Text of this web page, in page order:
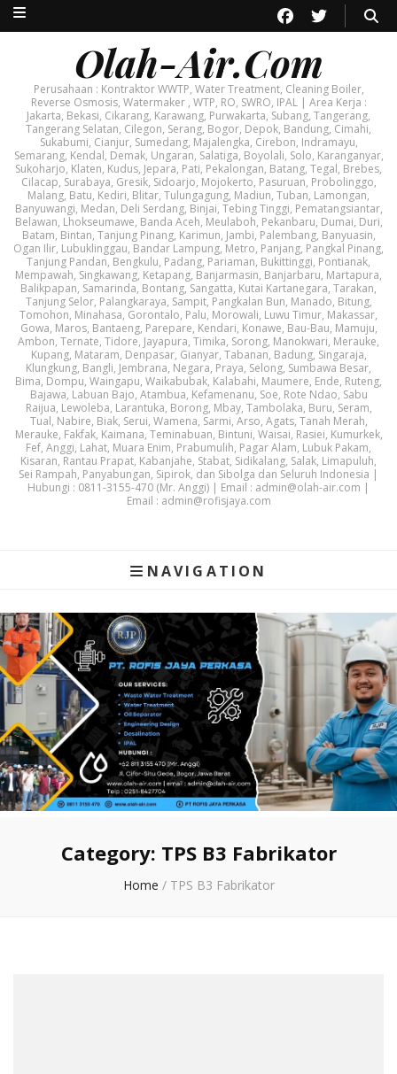
Olah-Air.Com
Perusahaan : Kontraktor WWTP, Water Treatment, Cleaning Boiler,
Reverse Osmosis, Watermaker , WTP, RO, SWRO, IPAL | Area Kerja :
Jakarta, Bekasi, Cikarang, Karawang, Purwakarta, Subang, Tangerang,
Tangerang Selatan, Cilegon, Serang, Bogor, Depok, Bandung, Cimahi,
Sukabumi, Cianjur, Sumedang, Majalengka, Cirebon, Indramayu,
Semarang, Kendal, Demak, Ungaran, Salatiga, Boyolali, Solo, Karanganyar,
Sukoharjo, Klaten, Kudus, Jepara, Pati, Pekalongan, Batang, Tegal, Brebes,
Cilacap, Surabaya, Gresik, Sidoarjo, Mojokerto, Pasuruan, Probolinggo,
Malang, Batu, Kediri, Blitar, Tulungagung, Madiun, Tuban, Lamongan,
Banyuwangi, Medan, Deli Serdang, Binjai, Tebing Tinggi, Pematangsiantar,
Belawan, Lhokseumawe, Banda Aceh, Meulaboh, Pekanbaru, Dumai, Duri,
Batam, Bintan, Tanjung Pinang, Karimun, Jambi, Palembang, Banyuasin,
Ogan Ilir, Lubuklinggau, Bandar Lampung, Metro, Panjang, Pangkal Pinang,
Tanjung Pandan, Bengkulu, Padang, Pariaman, Bukittinggi, Pontianak,
Mempawah, Singkawang, Ketapang, Banjarmasin, Banjarbaru, Martapura,
Balikpapan, Samarinda, Bontang, Sangatta, Kutai Kartanegara, Tarakan,
Tanjung Selor, Palangkaraya, Sampit, Pangkalan Bun, Manado, Bitung,
Tomohon, Minahasa, Gorontalo, Palu, Morowali, Luwu Timur, Makassar,
Gowa, Maros, Bantaeng, Parepare, Kendari, Konawe, Bau-Bau, Mamuju,
Ambon, Ternate, Tidore, Jayapura, Timika, Sorong, Manokwari, Merauke,
Kupang, Mataram, Denpasar, Gianyar, Tabanan, Badung, Singaraja,
Klungkung, Bangli, Jembrana, Negara, Praya, Selong, Sumbawa Besar,
Bima, Dompu, Waingapu, Waikabubak, Kalabahi, Maumere, Ende, Ruteng,
Bajawa, Labuan Bajo, Atambua, Kefamenanu, Soe, Rote Ndao, Sabu
Raijua, Lewoleba, Larantuka, Borong, Mbay, Tambolaka, Buru, Seram,
Tual, Nabire, Biak, Serui, Wamena, Sarmi, Arso, Agats, Tanah Merah,
Merauke, Fakfak, Kaimana, Teminabuan, Bintuni, Waisai, Rasiei, Kumurkek,
Fef, Anggi, Lahat, Muara Enim, Prabumulih, Pagar Alam, Lubuk Pakam,
Kisaran, Rantau Prapat, Kabanjahe, Stabat, Sidikalang, Salak, Limapuluh,
Sei Rampah, Panyabungan, Sipirok, dan Sibolga dan Seluruh Indonesia |
Hubungi : 0811-3155-470 (Mr. Anggi) | Email : admin@olah-air.com |
Email : admin@rofisjaya.com
NAVIGATION
Category: TPS B3 Fabrikator
Home / TPS B3 Fabrikator